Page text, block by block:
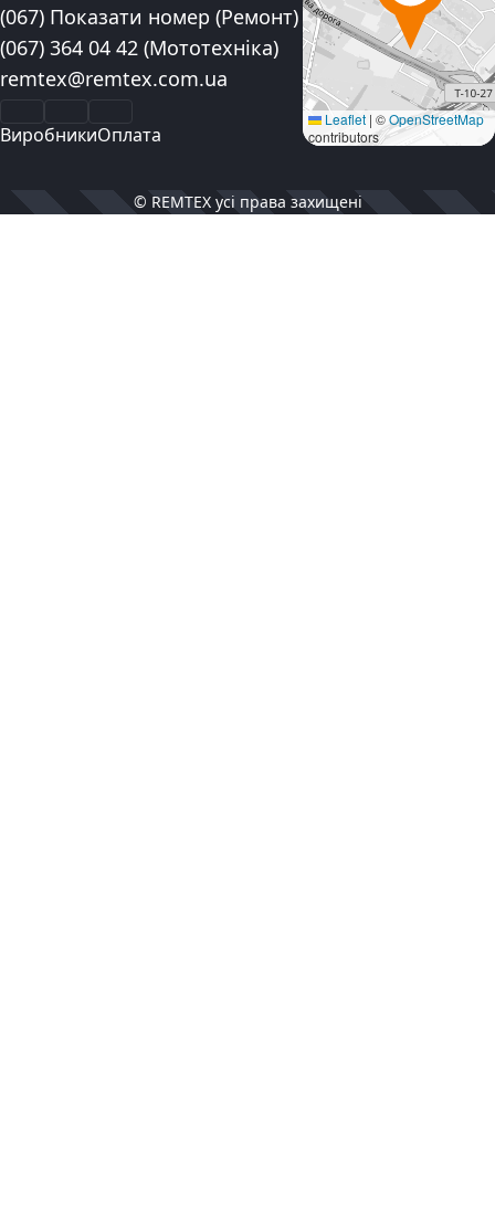
(067) Показати номер (Ремонт)
(067) 364 04 42 (Мототехніка)
Електронна пошта:
remtex@remtex.com.ua
ВиробникиОплата
Leaflet | ©OpenStreetMap
contributors
© REMTEX усі права захищені